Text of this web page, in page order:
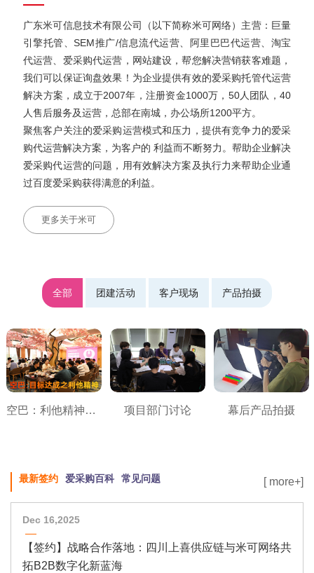
广东米可信息技术有限公司（以下简称米可网络）主营：巨量
引擎托管、SEM推广/信息流代运营、阿里巴巴代运营、淘宝
代运营、爱采购代运营，网站建设，帮您解决营销获客难题，
我们可以保证询盘效果！为企业提供有效的爱采购托管代运营
解决方案，成立于2007年，注册资金1000万，50人团队，40
人售后服务及运营，总部在南城，办公场所1200平方。
聚焦客户关注的爱采购运营模式和压力，提供有竞争力的爱采
购代运营解决方案，为客户的 利益而不断努力。帮助企业解决
爱采购代运营的问题，用有效解决方案及执行力来帮助企业通
过百度爱采购获得满意的利益。
更多关于米可
全部 团建活动 客户现场 产品拍摄
空巴：利他精神之目标达成 项目部门讨论 幕后产品拍摄
最新签约 爱采购百科 常见问题 [ more+]
Dec 16,2025
【签约】战略合作落地：四川上喜供应链与米可网络共
拓B2B数字化新蓝海